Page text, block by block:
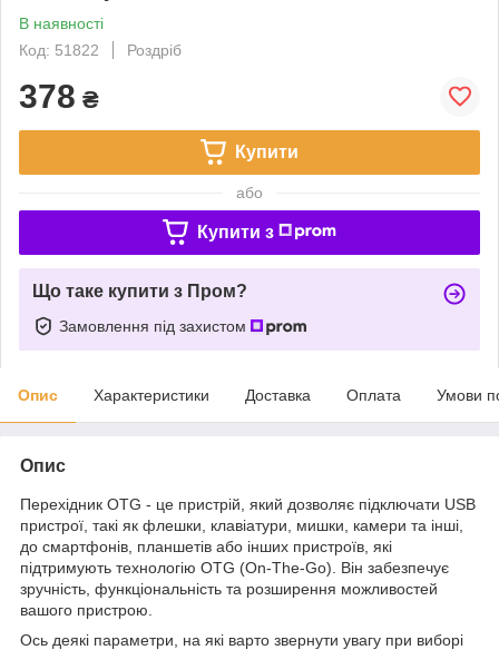
В наявності
Код: 51822
Роздріб
378 ₴
Купити
або
Купити з
Що таке купити з Пром?
Замовлення під захистом
Опис Характеристики Доставка Оплата Умови
Опис
Перехідник OTG - це пристрій, який дозволяє підключати USB
пристрої, такі як флешки, клавіатури, мишки, камери та інші,
до смартфонів, планшетів або інших пристроїв, які
підтримують технологію OTG (On-The-Go). Він забезпечує
зручність, функціональність та розширення можливостей
вашого пристрою.
Ось деякі параметри, на які варто звернути увагу при виборі